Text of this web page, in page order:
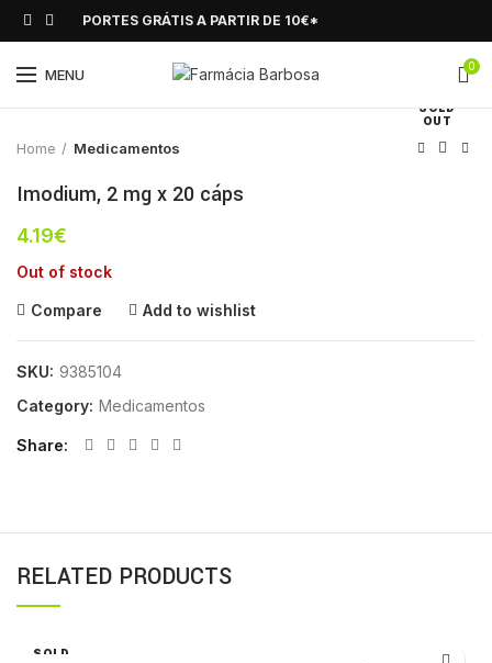
PORTES GRÁTIS A PARTIR DE 10€*
MENU 0
SOLD
OUT
Click to enlarge
Home Medicamentos
Imodium, 2 mg x 20 cáps
4.19€
Out of stock
Compare Add to wishlist
SKU: 9385104
Category: Medicamentos
Share
RELATED PRODUCTS
SOLD